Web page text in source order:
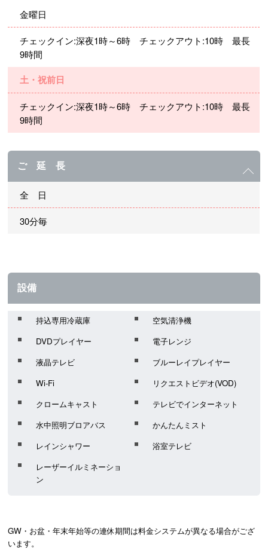
金曜日
チェックイン:深夜1時～6時 チェックアウト:10時 最長
9時間
土・祝前日
チェックイン:深夜1時～6時 チェックアウト:10時 最長
9時間
ご 延 長
全 日
30分毎
設備
持込専用冷蔵庫
空気清浄機
DVDプレイヤー
電子レンジ
液晶テレビ
ブルーレイプレイヤー
Wi-Fi
リクエストビデオ(VOD)
クロームキャスト
テレビでインターネット
水中照明ブロアバス
かんたんミスト
レインシャワー
浴室テレビ
レーザーイルミネーショ
ン
GW・お盆・年末年始等の連休期間は料金システムが異なる場合がござ
います。